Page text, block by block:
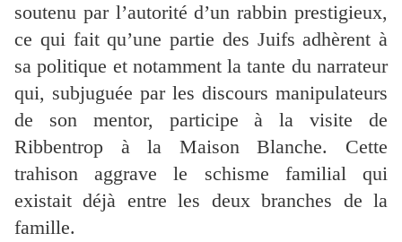
soutenu par l’autorité d’un rabbin prestigieux,
ce qui fait qu’une partie des Juifs adhèrent à
sa politique et notamment la tante du narrateur
qui, subjuguée par les discours manipulateurs
de son mentor, participe à la visite de
Ribbentrop à la Maison Blanche. Cette
trahison aggrave le schisme familial qui
existait déjà entre les deux branches de la
famille.